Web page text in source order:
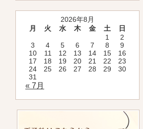
2026年8月
月
火 水 木 金 土
日
1
2
3
4 5 6 7 8
9
10
11 12 13 14 15
16
17
18 19 20 21 22
23
24
25 26 27 28 29
30
31
« 7月